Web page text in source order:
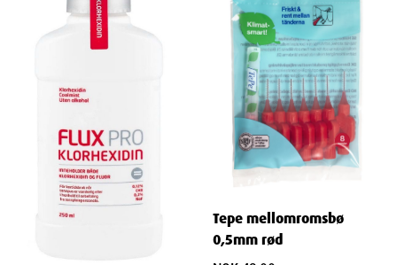
Tepe mellomromsbø
0,5mm rød